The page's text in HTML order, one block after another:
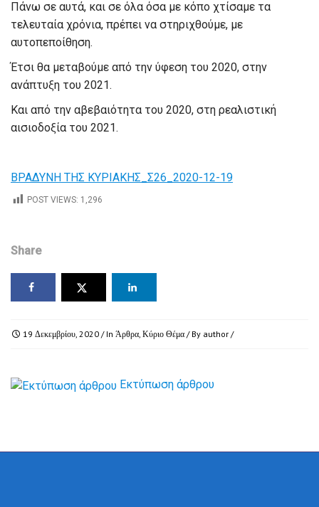
Πάνω σε αυτά, και σε όλα όσα με κόπο χτίσαμε τα
τελευταία χρόνια, πρέπει να στηριχθούμε, με
αυτοπεποίθηση.
Έτσι θα μεταβούμε από την ύφεση του 2020, στην
ανάπτυξη του 2021.
Και από την αβεβαιότητα του 2020, στη ρεαλιστική
αισιοδοξία του 2021.
ΒΡΑΔΥΝΗ ΤΗΣ ΚΥΡΙΑΚΗΣ_Σ26_2020-12-19
POST VIEWS: 1,296
Share
19 Δεκεμβρίου, 2020 / In Άρθρα, Κύριο Θέμα / By author /
Εκτύπωση άρθρου